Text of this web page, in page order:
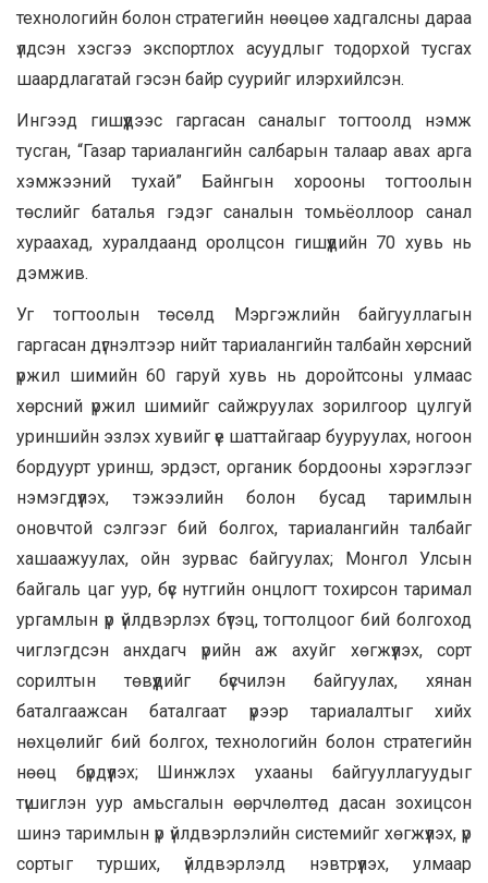
технологийн болон стратегийн нөөцөө хадгалсны дараа
үлдсэн хэсгээ экспортлох асуудлыг тодорхой тусгах
шаардлагатай гэсэн байр суурийг илэрхийлсэн.
Ингээд гишүүдээс гаргасан саналыг тогтоолд нэмж
тусган, “Газар тариалангийн салбарын талаар авах арга
хэмжээний тухай” Байнгын хорооны тогтоолын
төслийг баталья гэдэг саналын томьёоллоор санал
хураахад, хуралдаанд оролцсон гишүүдийн 70 хувь нь
дэмжив.
Уг тогтоолын төсөлд Мэргэжлийн байгууллагын
гаргасан дүгнэлтээр нийт тариалангийн талбайн хөрсний
үржил шимийн 60 гаруй хувь нь доройтсоны улмаас
хөрсний үржил шимийг сайжруулах зорилгоор цулгуй
уриншийн эзлэх хувийг үе шаттайгаар бууруулах, ногоон
бордуурт уринш, эрдэст, органик бордооны хэрэглээг
нэмэгдүүлэх, тэжээлийн болон бусад таримлын
оновчтой сэлгээг бий болгох, тариалангийн талбайг
хашаажуулах, ойн зурвас байгуулах; Монгол Улсын
байгаль цаг уур, бүс нутгийн онцлогт тохирсон таримал
ургамлын үр үйлдвэрлэх бүтэц, тогтолцоог бий болгоход
чиглэгдсэн анхдагч үрийн аж ахуйг хөгжүүлэх, сорт
сорилтын төвүүдийг бүсчилэн байгуулах, хянан
баталгаажсан баталгаат үрээр тариалалтыг хийх
нөхцөлийг бий болгох, технологийн болон стратегийн
нөөц бүрдүүлэх; Шинжлэх ухааны байгууллагуудыг
түшиглэн уур амьсгалын өөрчлөлтөд дасан зохицсон
шинэ таримлын үр үйлдвэрлэлийн системийг хөгжүүлэх, үр
сортыг турших, үйлдвэрлэлд нэвтрүүлэх, улмаар